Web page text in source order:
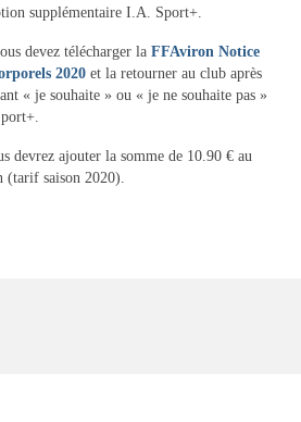
coup d’aviron
»
supplémentaire I.A. Sport+.
devez télécharger la FFAviron Notice
2020 et la retourner au club après
« je souhaite » ou « je ne souhaite pas »
devrez ajouter la somme de 10.90 € au
(tarif saison 2020).